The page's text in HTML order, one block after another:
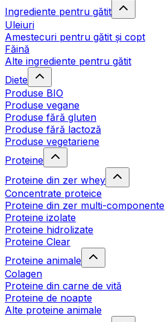
Ingrediente pentru gătit
Uleiuri
Amestecuri pentru gătit și copt
Făină
Alte ingrediente pentru gătit
Diete
Produse BIO
Produse vegane
Produse fără gluten
Produse fără lactoză
Produse vegetariene
Proteine
Proteine din zer whey
Concentrate proteice
Proteine din zer multi-componente
Proteine izolate
Proteine hidrolizate
Proteine Clear
Proteine animale
Colagen
Proteine din carne de vită
Proteine de noapte
Alte proteine animale